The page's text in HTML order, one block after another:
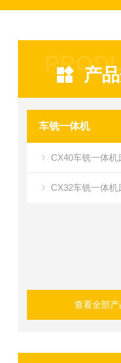
产
车铣一体机
CX40车铣一体机
CX32车铣一体机
查看全部产